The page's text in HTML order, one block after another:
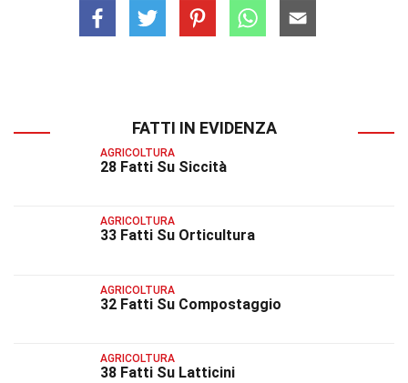
FATTI IN EVIDENZA
AGRICOLTURA
28 Fatti Su Siccità
AGRICOLTURA
33 Fatti Su Orticultura
AGRICOLTURA
32 Fatti Su Compostaggio
AGRICOLTURA
38 Fatti Su Latticini